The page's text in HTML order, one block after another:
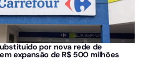
por nova rede de
expansão de R$ 500 milhões